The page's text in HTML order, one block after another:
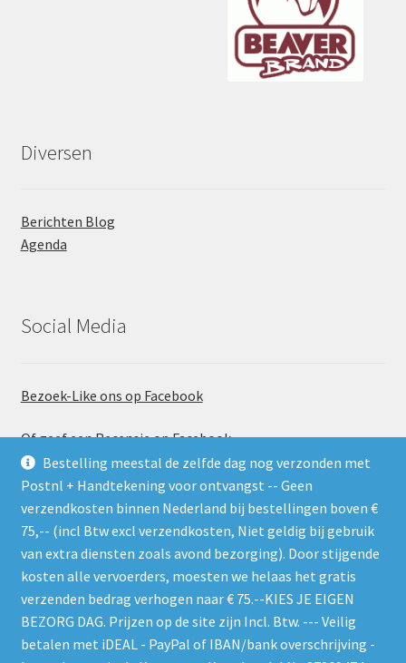
Bestelling meestal de zelfde dag nog verzonden met
Postnl + Handtekening voor ontvangst -- Geen
verzendkosten binnen Nederland bij bestellingen boven €
75,-- (incl Btw excl verzendkosten, Niet geldig bij gebruik
van extra diensten zoals avond bezorging). Door stijgende
kosten alle vervoerders, moesten we helaas het gratis
verzenden bedrag verhogen naar € 75.--KIES JE EIGEN
BEZORG DAG. Prijzen op de site zijn Incl. Btw. --- Veilig
betalen met iDEAL - PayPal of IBAN/bank overschrijving -
Diversen
Berichten Blog
Agenda
Social Media
Bezoek-Like ons op Facebook
Of geef een Recensie op Facebook
Gebruik de RSS feed. Zie gelijk welke nieuwe producten er
worden geplaatst